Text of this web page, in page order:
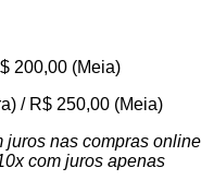
200,00 (Meia)
/ R$ 250,00 (Meia)
juros nas compras online
com juros apenas